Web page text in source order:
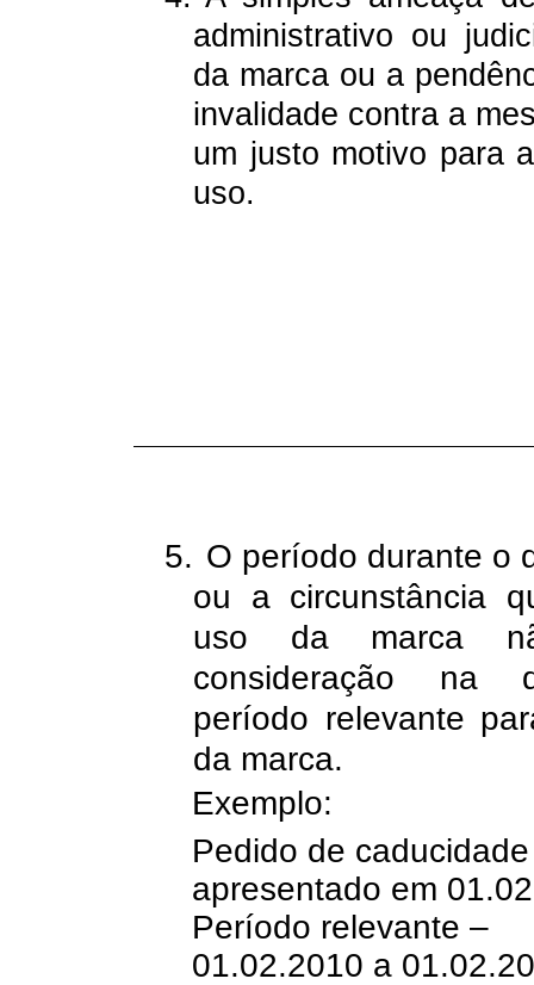
administrativo ou
da marca ou a
invalidade contra a
um justo motivo para
uso.
5. O período durante o
ou a circunstância
uso da marca
consideração na
período relevante
da marca.
Exemplo:
Pedido de caducidade
apresentado em
Período relevante –
01.02.2010 a